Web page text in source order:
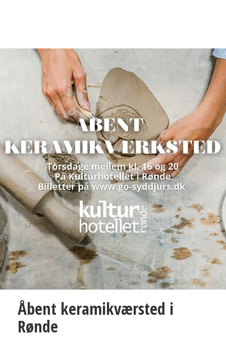
29. august
Mr. Dean & The Rebels
Hyldestaften til rockabilly-, rock'n roll- og country
Arrangør: MiR - musik i Rønde
Gud Bevare Danmark!
Gud Bevare Danmark!
Fortællende teater udover det sædvanlige!
Åbent keramikværsted i
Rønde